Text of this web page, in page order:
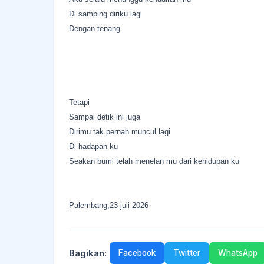
Di samping diriku lagi
Dengan tenang
Tetapi
Sampai detik ini juga
Dirimu tak pernah muncul lagi
Di hadapan ku
Seakan bumi telah menelan mu dari kehidupan ku
Palembang,23 juli 2026
Bagikan: Facebook Twitter WhatsApp